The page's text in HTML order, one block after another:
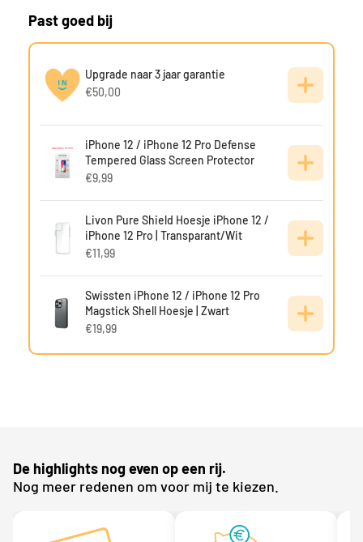
Past goed bij
Upgrade naar 3 jaar garantie
€50,00
iPhone 12 / iPhone 12 Pro Defense
Tempered Glass Screen Protector
€9,99
Livon Pure Shield Hoesje iPhone 12 /
iPhone 12 Pro | Transparant/Wit
€11,99
Swissten iPhone 12 / iPhone 12 Pro
Magstick Shell Hoesje | Zwart
€19,99
De highlights nog even op een rij.
Nog meer redenen om voor mij te kiezen.